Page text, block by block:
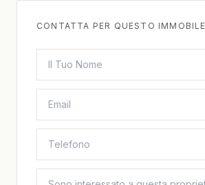
CONTATTA PER QUESTO IMMOBILE